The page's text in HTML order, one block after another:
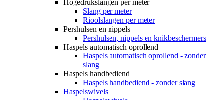
Hogedrukslangen per meter
Slang per meter
Rioolslangen per meter
Pershulsen en nippels
Pershulsen, nippels en knikbeschermers
Haspels automatisch oprollend
Haspels automatisch oprollend - zonder
slang
Haspels handbediend
Haspels handbediend - zonder slang
Haspelswivels